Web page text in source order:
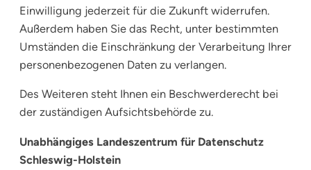
Einwilligung jederzeit für die Zukunft widerrufen.
Außerdem haben Sie das Recht, unter bestimmten
Umständen die Einschränkung der Verarbeitung Ihrer
personenbezogenen Daten zu verlangen.
Des Weiteren steht Ihnen ein Beschwerderecht bei
der zuständigen Aufsichtsbehörde zu.
Unabhängiges Landeszentrum für Datenschutz
Schleswig-Holstein